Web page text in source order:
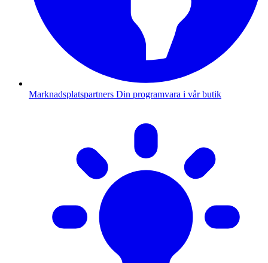
Marknadsplatspartners Din programvara i vår butik